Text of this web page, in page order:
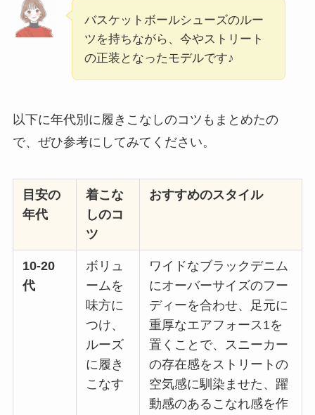
バスケットボールシューズのルー
ツを持ちながら、今やストリート
の正装となったモデルです♪
以下に年代別に履きこなしのコツもまとめたの
で、ぜひ参考にしてみてください。
目安の
年代
着こな
しのコ
ツ
おすすめのスタイル
10-20
代
ボリュ
ームを
味方に
つけ、
ルーズ
に履き
こなす
ワイドなブラックデニム
にオーバーサイズのフー
ディーを合わせ、足元に
重厚なエアフォース1を
置くことで、スニーカー
の存在感をストリートの
空気感に馴染ませた、躍
動感のあるこなれ感を作